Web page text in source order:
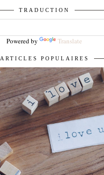
TRADUCTION
Powered by Translate
ARTICLES POPULAIRES